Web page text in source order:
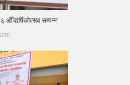
औँ वार्षिकोत्सव सम्पन्न